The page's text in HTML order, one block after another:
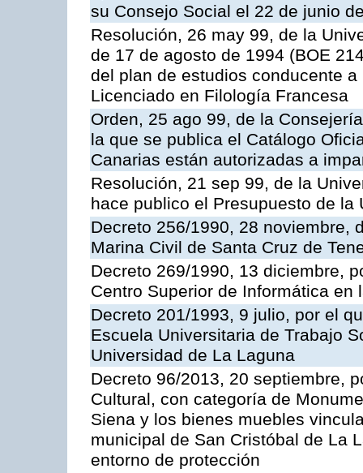
su Consejo Social el 22 de junio
Resolución, 26 may 99, de la
de 17 de agosto de 1994 (BOE
del plan de estudios conducente
Licenciado en Filología Francesa
Orden, 25 ago 99, de la
la que se publica el Catálogo
Canarias están autorizadas a
Resolución, 21 sep 99, de la
hace publico el Presupuesto de
Decreto 256/1990, 28 noviembre,
Marina Civil de Santa Cruz de
Decreto 269/1990, 13 diciembre,
Centro Superior de Informática en
Decreto 201/1993, 9 julio, por el
Escuela Universitaria de Trabajo
Universidad de La Laguna
Decreto 96/2013, 20 septiembre,
Cultural, con categoría de
Siena y los bienes muebles
municipal de San Cristóbal de La
entorno de protección